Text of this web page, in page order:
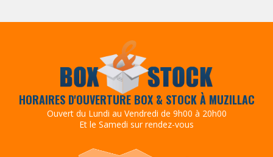
HORAIRES D'OUVERTURE BOX & STOCK À MUZILLAC
Ouvert du Lundi au Vendredi de 9h00 à 20h00
Et le Samedi sur rendez-vous